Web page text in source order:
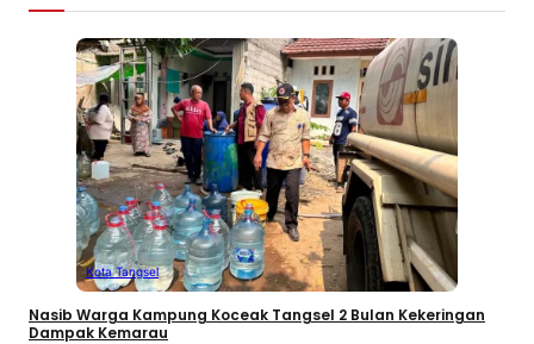
Kota Tangsel
Nasib Warga Kampung Koceak Tangsel 2 Bulan Kekeringan
Dampak Kemarau